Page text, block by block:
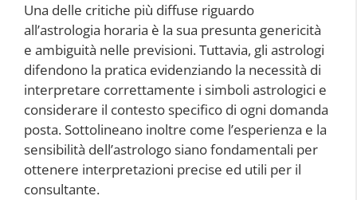
Una delle critiche più diffuse riguardo
all’astrologia horaria è la sua presunta genericità
e ambiguità nelle previsioni. Tuttavia, gli astrologi
difendono la pratica evidenziando la necessità di
interpretare correttamente i simboli astrologici e
considerare il contesto specifico di ogni domanda
posta. Sottolineano inoltre come l’esperienza e la
sensibilità dell’astrologo siano fondamentali per
ottenere interpretazioni precise ed utili per il
consultante.